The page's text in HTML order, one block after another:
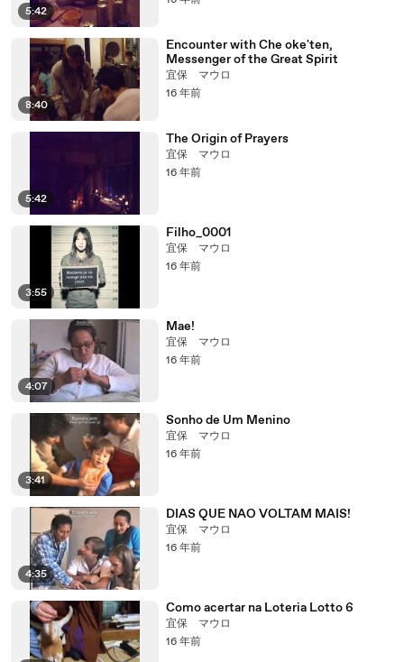
5:42
8:40
Encounter with Che oke'ten,
Messenger of the Great Spirit
宜保 マウロ
16 年前
5:42
The Origin of Prayers
宜保 マウロ
16 年前
3:55
Filho_0001
宜保 マウロ
16 年前
4:07
Mae!
宜保 マウロ
16 年前
3:41
Sonho de Um Menino
宜保 マウロ
16 年前
4:35
DIAS QUE NAO VOLTAM MAIS!
宜保 マウロ
16 年前
Como acertar na Loteria Lotto 6
宜保 マウロ
16 年前